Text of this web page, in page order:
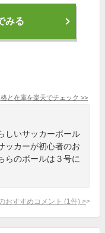
みる
と在庫を楽天でチェック >>
しいサッカーボール
ッカーが初心者のお
らのボールは３号に
おすすめコメント (1 件) >